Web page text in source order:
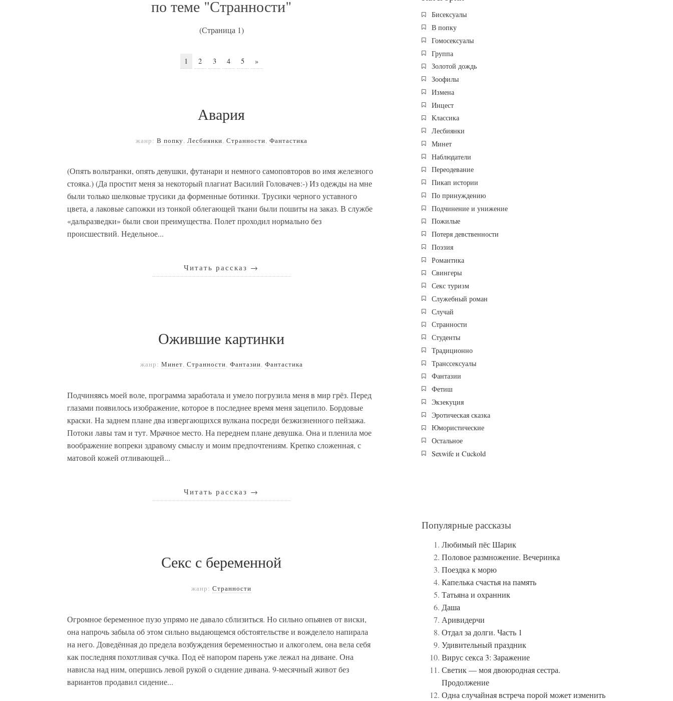
по теме "Странности"
(Страница 1)
1 2 3 4 5 »
Авария
жанр: В попку Лесбиянки Странности Фантастика
(Опять вольтранки, опять девушки, футанари и немного самоповторов во имя железного
стояка.) (Да простит меня за некоторый плагиат Василий Головачев:-) Из одежды на мне
были только шелковые трусики да форменные ботинки. Трусики черного уставного
цвета, а лаковые сапожки из тонкой облегающей ткани были пошиты на заказ. В службе
«дальразведки» были свои преимущества. Полет проходил нормально без
происшествий. Недельное...
Читать рассказ →
Ожившие картинки
жанр: Минет, Странности, Фантазии, Фантастика
Подчиняясь моей воле, программа заработала и умело погрузила меня в мир грёз. Перед
глазами появилось изображение, которое в последнее время меня зацепило. Бордовые
краски. На заднем плане два извергающихся вулкана посреди безжизненного пейзажа.
Потоки лавы там и тут. Мрачное место. На переднем плане девушка. Она и пленила мое
воображение вопреки здравому смыслу и моим предпочтениям. Крепко сложенная, с
матовой кожей отливающей...
Читать рассказ →
Секс с беременной
жанр:Странности
Огромное беременное пузо упрямо не давало сблизиться. Но сильно опьянев от виски,
она напрочь забыла об этом сильно выдающемся обстоятельстве и вожделело напирала
на него. Доведённая до предела возбуждения беременностью и алкоголем, она вела себя
как последняя похотливая сучка. Под её напором парень уже лежал на диване. Она
нависла над ним, опершись левой рукой о сидение дивана. 9-месячный живот без
вариантов продавил сидение...
Бисексуалы
В попку
Гомосексуалы
Группа
Золотой дождь
Зоофилы
Измена
Инцест
Классика
Лесбиянки
Минет
Наблюдатели
Переодевание
Пикап истории
По принуждению
Подчинение и унижение
Пожилые
Потеря девственности
Поэзия
Романтика
Свингеры
Секс туризм
Служебный роман
Случай
Странности
Студенты
Традиционно
Транссексуалы
Фантазии
Фетиш
Экзекуция
Эротическая сказка
Юмористические
Остальное
Sexwife и Cuckold
Популярные рассказы
Любимый пёс Шарик
Половое размножение. Вечеринка
Поездка к морю
Капелька счастья на память
Татьяна и охранник
Даша
Аривидерчи
Отдал за долги. Часть 1
Удивительный праздник
Вирус секса 3: Заражение
Светик — моя двоюродная сестра.
Продолжение
Одна случайная встреча порой может изменить